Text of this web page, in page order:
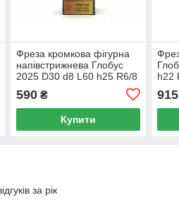
Фреза кромкова фігурна
напівстрижнева Глобус
2025 D30 d8 L60 h25 R6/8
590₴
Купити
h22
915
за рік